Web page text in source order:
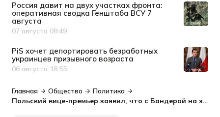
Россия давит на двух участках фронта:
оперативная сводка Генштаба ВСУ 7
августа
Дата публикации
07 августа 08:49
PiS хочет депортировать безработных
украинцев призывного возраста
Дата публикации
06 августа 18:55
Главная Общество
Политика
Польский вице-премьер заявил, что с Бандерой на знаменах Украина не войдет в ЕС